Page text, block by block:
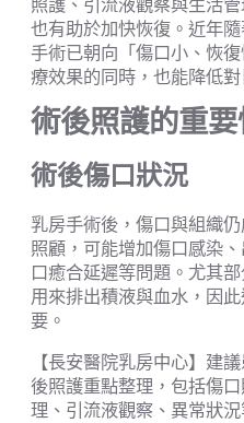
照護、引流液觀察與生活
也有助於加快恢復。近年
手術已朝向「傷口小、恢
療效果的同時，也能降低
術後照護的重
術後傷口狀況
乳房手術後，傷口與組織
照顧，可能增加傷口感染
口癒合延遲等問題。尤其
用來排出積液與血水，因
要。
【長安醫院乳房中心】建
後照護重點整理，包括傷
理、引流液觀察、異常狀況